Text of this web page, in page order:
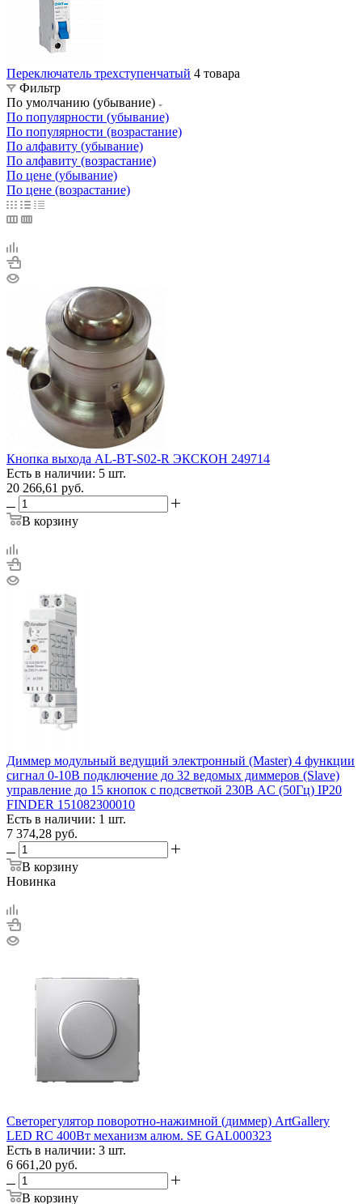
Переключатель трехступенчатый 4 товара
Фильтр
По умолчанию (убывание)
По популярности (убывание)
По популярности (возрастание)
По алфавиту (убывание)
По алфавиту (возрастание)
По цене (убывание)
По цене (возрастание)
Кнопка выхода AL-BT-S02-R ЭКСКОН 249714
Есть в наличии: 5 шт.
20 266,61 руб.
В корзину
Диммер модульный ведущий электронный (Master) 4 функции
сигнал 0-10В подключение до 32 ведомых диммеров (Slave)
управление до 15 кнопок с подсветкой 230В AC (50Гц) IP20
FINDER 151082300010
Есть в наличии: 1 шт.
7 374,28 руб.
В корзину
Новинка
Светорегулятор поворотно-нажимной (диммер) ArtGallery
LED RC 400Вт механизм алюм. SE GAL000323
Есть в наличии: 3 шт.
6 661,20 руб.
В корзину